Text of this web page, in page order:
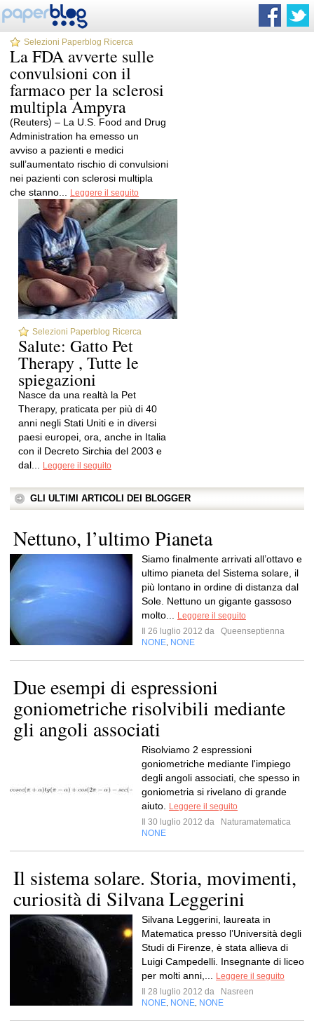
Selezioni Paperblog Ricerca
La FDA avverte sulle
convulsioni con il
farmaco per la sclerosi
multipla Ampyra
(Reuters) – La U.S. Food and Drug
Administration ha emesso un
avviso a pazienti e medici
sull’aumentato rischio di convulsioni
nei pazienti con sclerosi multipla
che stanno...
Leggere il seguito
Selezioni Paperblog Ricerca
Salute: Gatto Pet
Therapy , Tutte le
spiegazioni
Nasce da una realtà la Pet
Therapy, praticata per più di 40
anni negli Stati Uniti e in diversi
paesi europei, ora, anche in Italia
con il Decreto Sirchia del 2003 e
dal...
Leggere il seguito
GLI ULTIMI ARTICOLI DEI BLOGGER
Nettuno, l’ultimo Pianeta
Siamo finalmente arrivati all’ottavo e
ultimo pianeta del Sistema solare, il
più lontano in ordine di distanza dal
Sole. Nettuno un gigante gassoso
molto...
Leggere il seguito
Il 26 luglio 2012 da
Queenseptienna
NONE NONE
Due esempi di espressioni
goniometriche risolvibili mediante
gli angoli associati
Risolviamo 2 espressioni
goniometriche mediante l'impiego
degli angoli associati, che spesso in
goniometria si rivelano di grande
aiuto.
Leggere il seguito
Il 30 luglio 2012 da
Naturamatematica
NONE
Il sistema solare. Storia, movimenti,
curiosità di Silvana Leggerini
Silvana Leggerini, laureata in
Matematica presso l’Università degli
Studi di Firenze, è stata allieva di
Luigi Campedelli. Insegnante di liceo
per molti anni,...
Leggere il seguito
Il 28 luglio 2012 da
Nasreen
NONE NONE NONE